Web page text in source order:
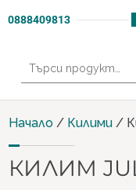
0888409813
за:
Начало / Килими /
КИЛИМ